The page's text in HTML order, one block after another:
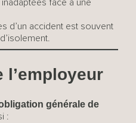
face à une
d’un accident est souvent
l’employeur
générale de
: